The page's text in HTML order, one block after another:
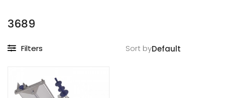
3689
Filters Sort by